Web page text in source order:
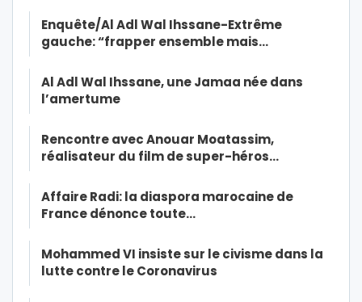
Enquête/Al Adl Wal Ihssane-Extrême
gauche: “frapper ensemble mais…
Al Adl Wal Ihssane, une Jamaa née dans
l’amertume
Rencontre avec Anouar Moatassim,
réalisateur du film de super-héros…
Affaire Radi: la diaspora marocaine de
France dénonce toute…
Mohammed VI insiste sur le civisme dans la
lutte contre le Coronavirus